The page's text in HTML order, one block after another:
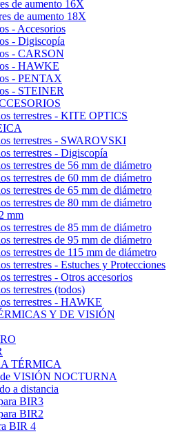
de aumento 16X
de aumento 18X
- Accesorios
- Digiscopía
- CARSON
- HAWKE
- PENTAX
- STEINER
terrestres - KITE OPTICS
terrestres - SWAROVSKI
terrestres - Digiscopía
terrestres de 56 mm de diámetro
terrestres de 60 mm de diámetro
terrestres de 65 mm de diámetro
terrestres de 80 mm de diámetro
mm
terrestres de 85 mm de diámetro
terrestres de 95 mm de diámetro
terrestres de 115 mm de diámetro
terrestres - Estuches y Protecciones
terrestres - Otros accesorios
terrestres (todos)
terrestres - HAWKE
Y DE VISIÓN
TÉRMICA
de VISIÓN NOCTURNA
a distancia
BIR3
BIR2
BIR 4